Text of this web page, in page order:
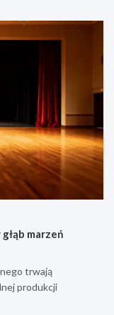
marzeń
trwają
produkcji